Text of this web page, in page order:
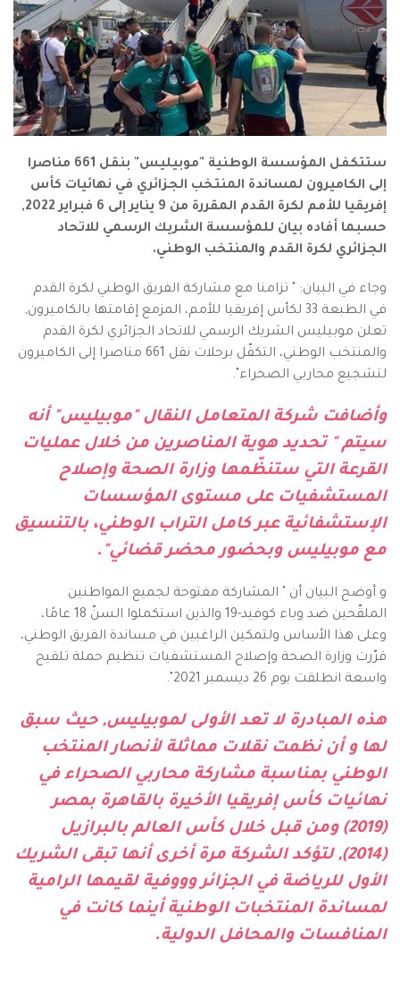
ستتكفل المؤسسة الوطنية "موبيليس" بنقل 661 مناصرا
إلى الكاميرون لمساندة المنتخب الجزائري في نهائيات كأس
إفريقيا للأمم لكرة القدم المقررة من 9 يناير إلى 6 فبراير 2022,
حسبما أفاده بيان للمؤسسة الشريك الرسمي للاتحاد
الجزائري لكرة القدم والمنتخب الوطني.
وجاء في البيان: " تزامنا مع مشاركة الفريق الوطني لكرة القدم
في الطبعة 33 لكأس إفريقيا للأمم، المزمع إقامتها بالكاميرون,
تعلن موبيليس الشريك الرسمي للاتحاد الجزائري لكرة القدم
والمنتخب الوطني، التكفّل برحلات نقل 661 مناصرا إلى الكاميرون
لتشجيع محاربي الصحراء".
وأضافت شركة المتعامل النقال "موبيليس" أنه
سيتم " تحديد هوية المناصرين من خلال عمليات
القرعة التي ستنظّمها وزارة الصحة وإصلاح
المستشفيات على مستوى المؤسسات
الإستشفائية عبر كامل التراب الوطني، بالتنسيق
مع موبيليس وبحضور محضر قضائي".
و أوضح البيان أن " المشاركة مفتوحة لجميع المواطنين
الملقّحين ضد وباء كوفيد-19 والذين استكملوا السنّ 18 عامًا،
وعلى هذا الأساس ولتمكين الراغبين في مساندة الفريق الوطني،
قرّرت وزارة الصحة وإصلاح المستشفيات تنظيم حملة تلقيح
واسعة انطلقت يوم 26 ديسمبر 2021".
هذه المبادرة لا تعد الأولى لموبيليس, حيث سبق
لها و أن نظمت نقلات مماثلة لأنصار المنتخب
الوطني بمناسبة مشاركة محاربي الصحراء في
نهائيات كأس إفريقيا الأخيرة بالقاهرة بمصر
(2019) ومن قبل خلال كأس العالم بالبرازيل
(2014), لتؤكد الشركة مرة أخرى أنها تبقى الشريك
الأول للرياضة في الجزائر وووفية لقيمها الرامية
لمساندة المنتخبات الوطنية أينما كانت في
المنافسات والمحافل الدولية.